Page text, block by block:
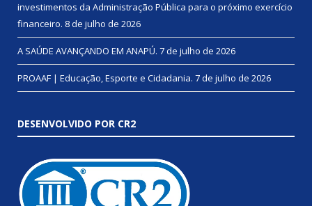
investimentos da Administração Pública para o próximo exercício
financeiro. 8 de julho de 2026
A SAÚDE AVANÇANDO EM ANAPÚ. 7 de julho de 2026
PROAAF | Educação, Esporte e Cidadania. 7 de julho de 2026
DESENVOLVIDO POR CR2